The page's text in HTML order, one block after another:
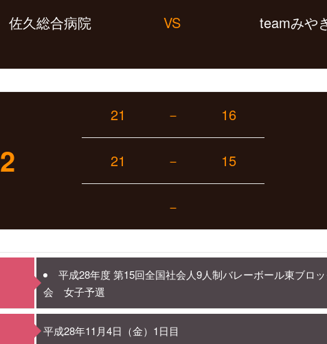
佐久総合病院 VS teamみや
2
21 － 16
21 － 15
－
平成28年度 第15回全国社会人9人制バレーボール東ブロ
会 女子予選
平成28年11月4日（金）1日目